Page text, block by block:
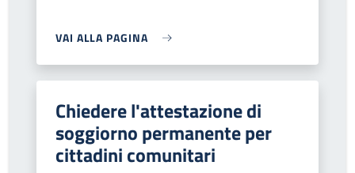
VAI ALLA PAGINA
Chiedere l'attestazione di
soggiorno permanente per
cittadini comunitari